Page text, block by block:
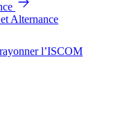
Alternance
l’ISCOM